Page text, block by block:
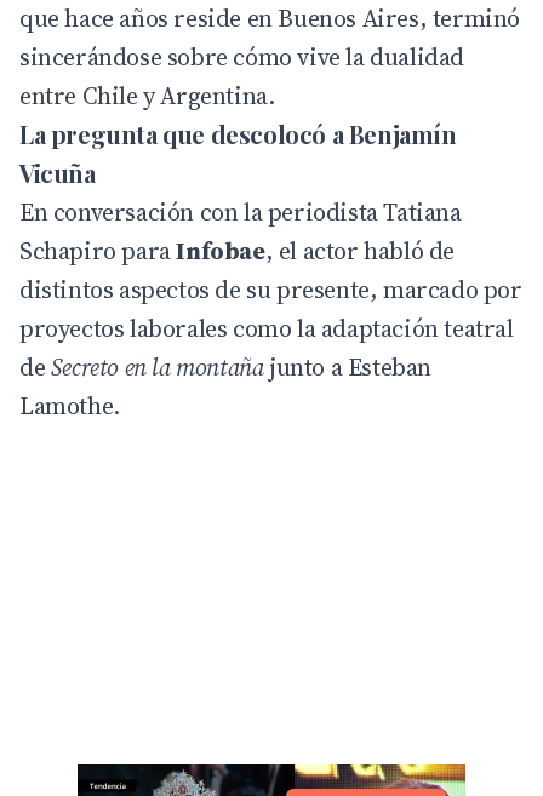
que hace años reside en Buenos Aires, terminó
sincerándose sobre cómo vive la dualidad
entre Chile y Argentina.
La pregunta que descolocó a Benjamín
Vicuña
En conversación con la periodista Tatiana
Schapiro paraInfobae, el actor habló de
distintos aspectos de su presente, marcado por
proyectos laborales como la adaptación teatral
deSecreto en la montañajunto a Esteban
Lamothe.